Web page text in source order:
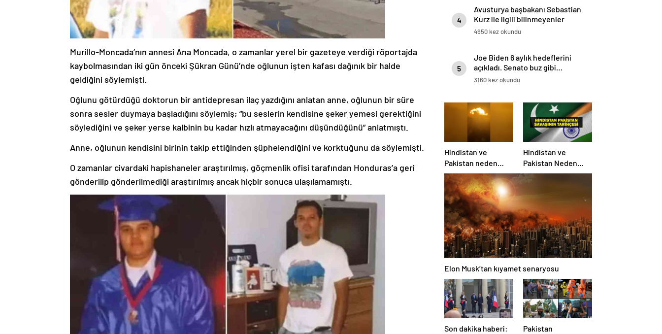
Murillo-Moncada’nın annesi Ana Moncada, o zamanlar yerel bir gazeteye verdiği röportajda
kaybolmasından iki gün önceki Şükran Günü’nde oğlunun işten kafası dağınık bir halde
geldiğini söylemişti.
Oğlunu götürdüğü doktorun bir antidepresan ilaç yazdığını anlatan anne, oğlunun bir süre
sonra sesler duymaya başladığını söylemiş; “bu seslerin kendisine şeker yemesi gerektiğini
söylediğini ve şeker yerse kalbinin bu kadar hızlı atmayacağını düşündüğünü” anlatmıştı.
Anne, oğlunun kendisini birinin takip ettiğinden şüphelendiğini ve korktuğunu da söylemişti.
O zamanlar civardaki hapishaneler araştırılmış, göçmenlik ofisi tarafından Honduras’a geri
gönderilip gönderilmediği araştırılmış ancak hiçbir sonuca ulaşılamamıştı.
4
Avusturya başbakanı Sebastian
Kurz ile ilgili bilinmeyenler
4950 kez okundu
5
Joe Biden 6 aylık hedeflerini
açıkladı. Senato buz gibi…
3160 kez okundu
Hindistan ve
Pakistan neden
savaşıyor?
Hindistan ve
Pakistan Neden
Savaşıyor? Keşmir
Neden Savaş
Başladı? İşte
Hindistan Pakistan
Savaşının Tarihçesi!
Elon Musk’tan kıyamet senaryosu
Son dakika haberi:
Pakistan